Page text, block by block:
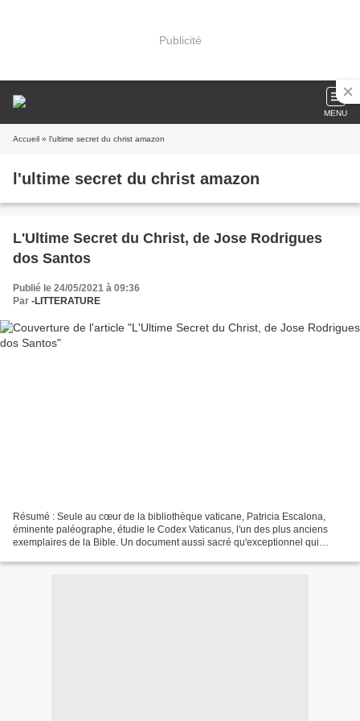
Publicité
MENU
Accueil » l'ultime secret du christ amazon
l'ultime secret du christ amazon
L'Ultime Secret du Christ, de Jose Rodrigues
dos Santos
Publié le 24/05/2021 à 09:36
Par -LITTERATURE
Résumé : Seule au cœur de la bibliothèque vaticane, Patricia Escalona,
éminente paléographe, étudie le Codex Vaticanus, l'un des plus anciens
exemplaires de la Bible. Un document aussi sacré qu'exceptionnel qui